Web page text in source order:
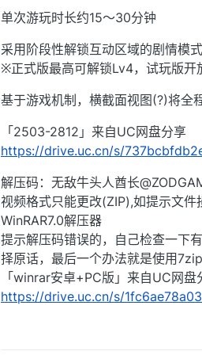
单次游玩时长约15～30分钟
采用阶段性解锁互动区域的剧情模式
※正式版最高可解锁Lv4，试玩版开
基于游戏机制，横截面视图(?)将全
「2503-2812」来自UC网盘分享
https://drive.uc.cn/s/
解压码：无敌牛头人酋长
视频格式只能更改(ZIP),如提示文
WinRAR7.0解压器
提示解压码错误的，自己检查一下
择原话，最后一个办法就是使用
「winrar安卓+PC版」来自UC网盘
https://drive.uc.cn/s/